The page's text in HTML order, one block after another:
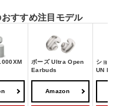
すすめ注目モデル
ボーズ Ultra Open
Earbuds
ショ
UN
Amazon